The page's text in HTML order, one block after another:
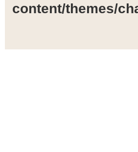
content/themes/